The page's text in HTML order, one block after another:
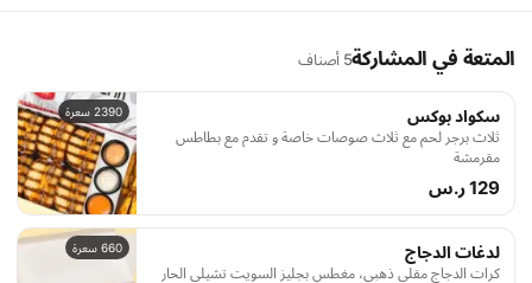
المتعة في المشاركة5 أصناف
2390 سعرة سكواد بوكس
ثلاث برجر لحم مع ثلاث صوصات خاصة و تقدم مع بطاطس
مقرمشة
129 ر.س
660 سعرة لدغات الدجاج
كرات الدجاج مقلي ذهبي، مغطس بجليز السويت تشيلي الحار